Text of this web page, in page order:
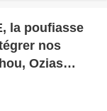
la poufiasse
nos
Ozias